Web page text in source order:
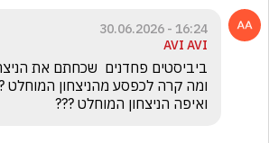
16:24 - 30.06.2026
AVI AVI
ואיפה הניצחון המוחלט ???